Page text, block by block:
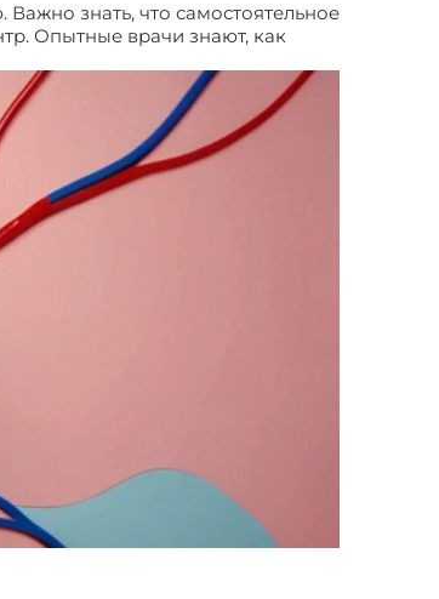
знать, что самостоятельное
Опытные врачи знают, как